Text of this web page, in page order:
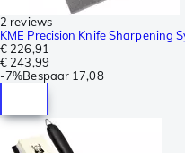
2 reviews
KME Precision Knife Sharpening
€ 226,91
€ 243,99
-7%Bespaar 17,08